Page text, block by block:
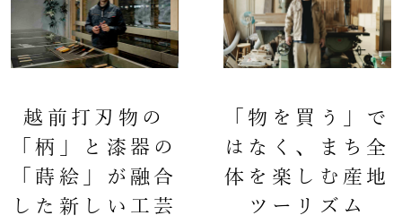
越前打刃物の
「柄」と漆器の
「蒔絵」が融合
した新しい工芸
「物を買う」で
はなく、まち全
体を楽しむ産地
ツーリズム